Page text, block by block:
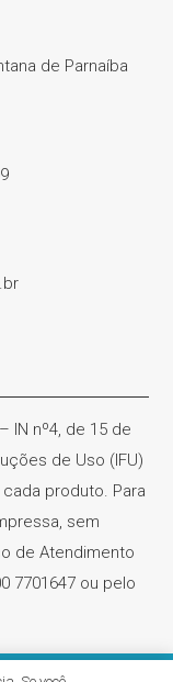
de Parnaíba
IN nº4, de 15 de
de Uso (IFU)
produto. Para
sem
de Atendimento
7701647 ou pelo